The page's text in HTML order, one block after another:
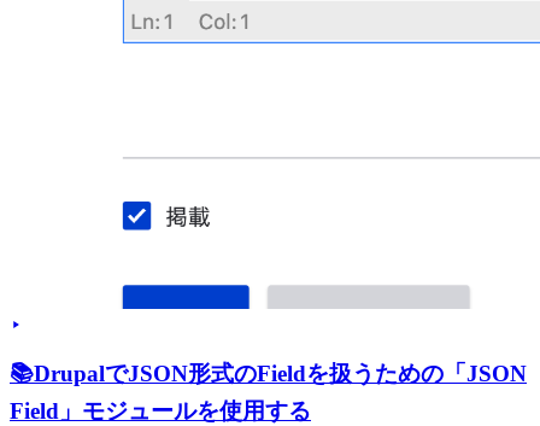
📚DrupalでJSON形式のFieldを扱うための「JSON
Field」モジュールを使用する